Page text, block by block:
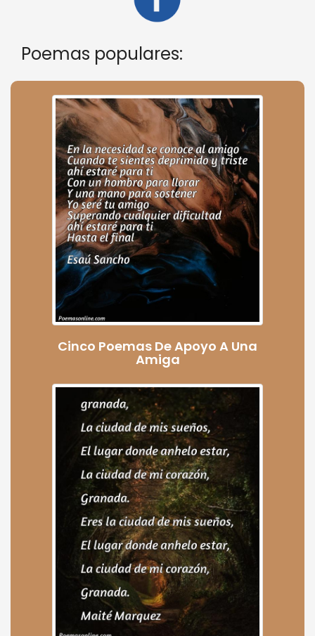
Poemas populares:
Cinco Poemas De Apoyo A Una
Amiga